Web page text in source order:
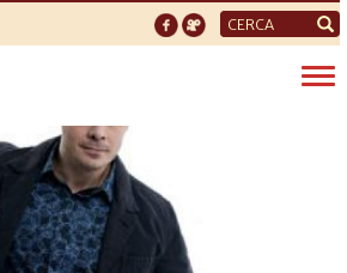
Form
di
ricerca